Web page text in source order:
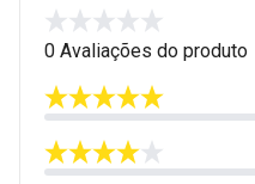
0 Avaliações do produto